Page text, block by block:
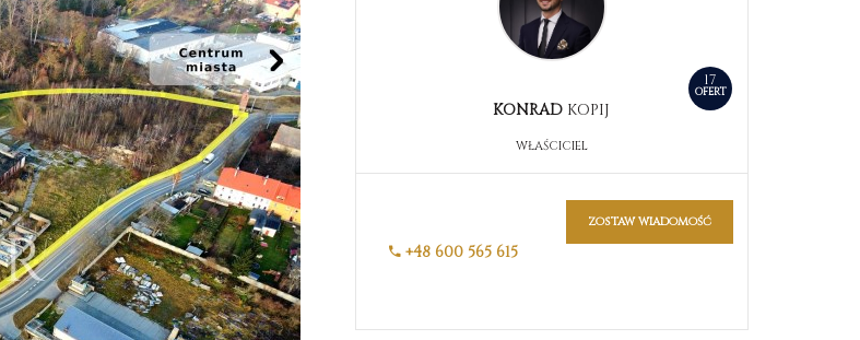
17
OFERT
KONRAD KOPIJ
WŁAŚCICIEL
+48 600 565 615
zostaw wiadomość